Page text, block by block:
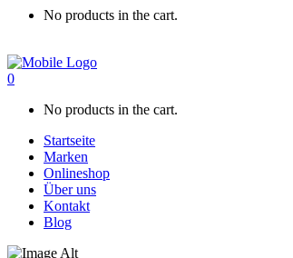
No products in the cart.
0
No products in the cart.
Startseite
Marken
Onlineshop
Über uns
Kontakt
Blog